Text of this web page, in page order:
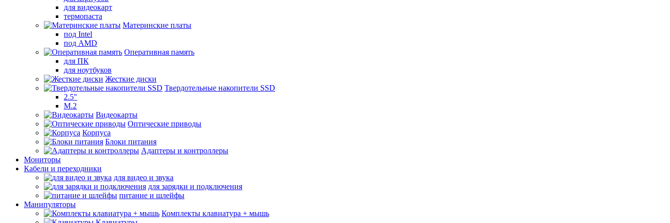
для видеокарт
термопаста
Материнские платы
под Intel
под AMD
Оперативная память
для ПК
для ноутбуков
Жесткие диски
Твердотельные накопители SSD
2.5"
M.2
Видеокарты
Оптические приводы
Корпуса
Блоки питания
Адаптеры и контроллеры
Мониторы
Кабели и переходники
для видео и звука
для зарядки и подключения
питание и шлейфы
Манипуляторы
Комплекты клавиатура + мышь